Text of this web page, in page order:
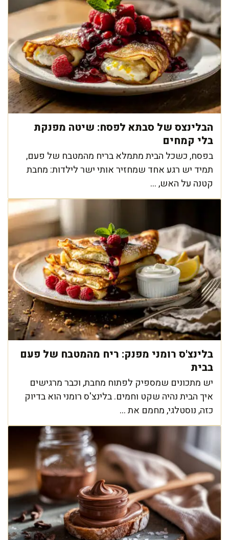
הבלינצס של סבתא לפסח: שיטה מפנקת
בלי קמחים
בפסח, כשכל הבית מתמלא בריח מהמטבח של פעם,
תמיד יש רגע אחד שמחזיר אותי ישר לילדות: מחבת
קטנה על האש, ...
בלינצ'ס רומני מפנק: ריח מהמטבח של פעם
בבית
יש מתכונים שמספיק לפתוח מחבת, וכבר מרגישים
איך הבית נהיה שקט וחמים. בלינצ'ס רומני הוא בדיוק
כזה, נוסטלגי, מחמם את ...